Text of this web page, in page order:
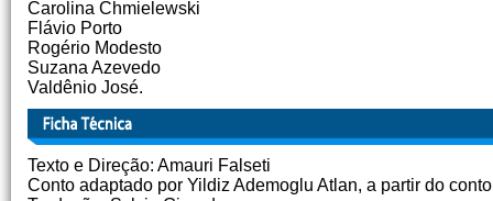
Carolina Chmielewski
Flávio Porto
Rogério Modesto
Suzana Azevedo
Valdênio José.
Texto e Direção: Amauri Falseti
Conto adaptado por Yildiz Ademoglu Atlan, a partir do